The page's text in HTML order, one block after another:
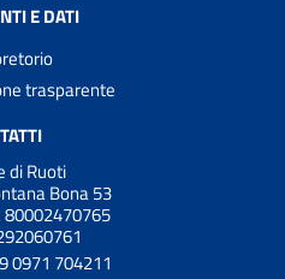
E DATI
trasparente
di Ruoti
Bona 53
80002470765
0971 704211